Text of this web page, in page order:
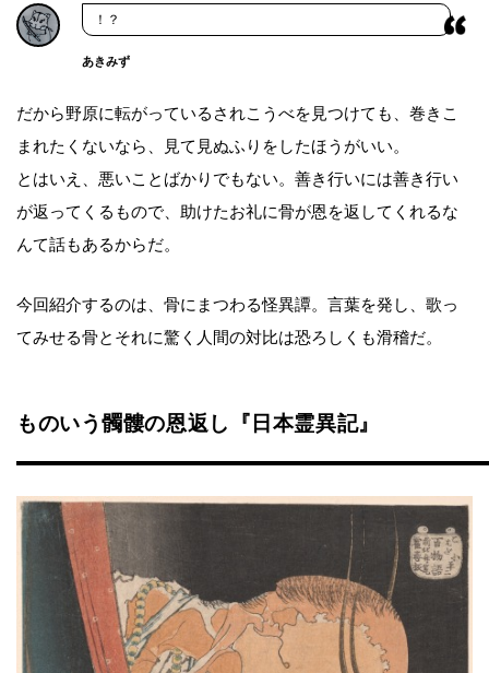
！？
あきみず
だから野原に転がっているされこうべを見つけても、巻きこ
まれたくないなら、見て見ぬふりをしたほうがいい。
とはいえ、悪いことばかりでもない。善き行いには善き行い
が返ってくるもので、助けたお礼に骨が恩を返してくれるな
んて話もあるからだ。
今回紹介するのは、骨にまつわる怪異譚。言葉を発し、歌っ
てみせる骨とそれに驚く人間の対比は恐ろしくも滑稽だ。
ものいう髑髏の恩返し『日本霊異記』